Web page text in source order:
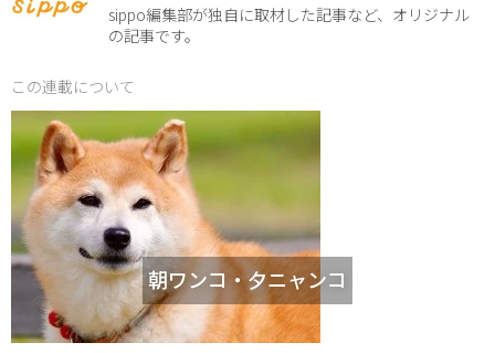
sippo編集部が独自に取材した記事など、オリジナル
の記事です。
この連載について
朝ワンコ・夕ニャンコ